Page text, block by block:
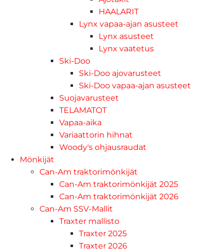
HAALARIT
Lynx vapaa-ajan asusteet
Lynx asusteet
Lynx vaatetus
Ski-Doo
Ski-Doo ajovarusteet
Ski-Doo vapaa-ajan asusteet
Suojavarusteet
TELAMATOT
Vapaa-aika
Variaattorin hihnat
Woody's ohjausraudat
Mönkijät
Can-Am traktorimönkijät
Can-Am traktorimönkijät 2025
Can-Am traktorimönkijät 2026
Can-Am SSV-Mallit
Traxter mallisto
Traxter 2025
Traxter 2026